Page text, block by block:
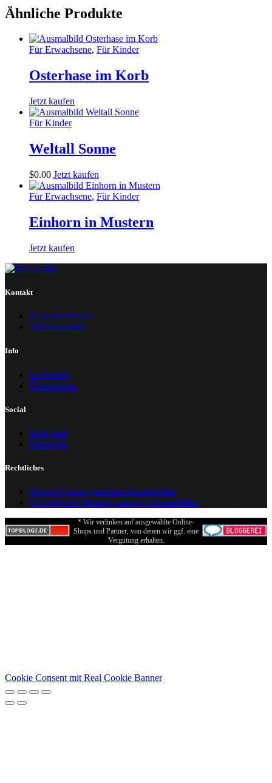
Ähnliche Produkte
Für Erwachsene, Für Kinder
Osterhase im Korb
Jetzt kaufen
Für Kinder
Weltall Sonne
$0.00 Jetzt kaufen
Für Erwachsene, Für Kinder
Einhorn in Mustern
Jetzt kaufen
Kontakt
Kontaktformular
Wissenswertes
Info
Impressum
Datenschutz
Social
Instagram
Facebook
Rechtliches
Private Nutzung unserer Ausmalbilder
Gewerbliche Nutzung unserer Ausmalbilder
* Wir verlinken auf ausgewählte Online-
Shops und Partner, von denen wir ggf. eine
Vergütung erhalten.
Cookie Consent mit Real Cookie Banner